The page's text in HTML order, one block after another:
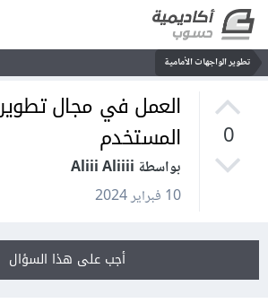
تطوير الواجهات الأمامية
0
العمل في مجال
المستخدم
بواسطة Aliii Aliiii
10 فبراير 2024
أجب على هذا السؤال